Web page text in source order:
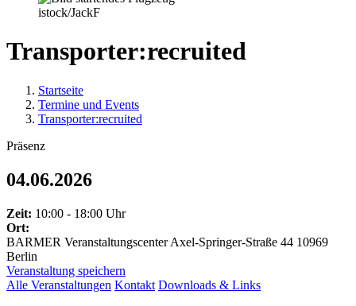
istock/JackF
Transporter:recruited
Startseite
Termine und Events
Transporter:recruited
Präsenz
04.06.2026
Zeit: 10:00 - 18:00 Uhr
Ort:
BARMER Veranstaltungscenter Axel-Springer-Straße 44 10969
Berlin
Veranstaltung speichern
Alle Veranstaltungen Kontakt Downloads & Links